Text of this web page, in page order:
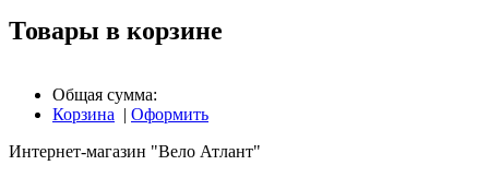
Товары в корзине
Общая сумма:
Корзина | Оформить
Интернет-магазин "Вело Атлант"